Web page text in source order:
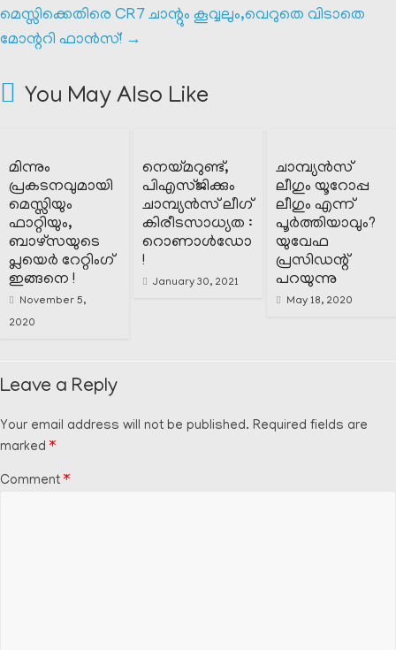
മെസ്സിക്കെതിരെ CR7 ചാന്റും കൂവ്വലും,വെറുതെ വിടാതെ
മോന്ററി ഫാൻസ്‌! →
You May Also Like
മിന്നും
പ്രകടനവുമായി
മെസ്സിയും
ഫാറ്റിയും,
ബാഴ്‌സയുടെ
പ്ലയെർ റേറ്റിംഗ്
ഇങ്ങനെ !
November 5,
2020
നെയ്മറുണ്ട്,
പിഎസ്ജിക്കും
ചാമ്പ്യൻസ് ലീഗ്
കിരീടസാധ്യത :
റൊണാൾഡോ
!
January 30, 2021
ചാമ്പ്യൻസ്
ലീഗും യൂറോപ്പ
ലീഗും എന്ന്
പൂർത്തിയാവും?
യുവേഫ
പ്രസിഡന്റ്‌
പറയുന്നു
May 18, 2020
Leave a Reply
Your email address will not be published. Required fields are
marked *
Comment *